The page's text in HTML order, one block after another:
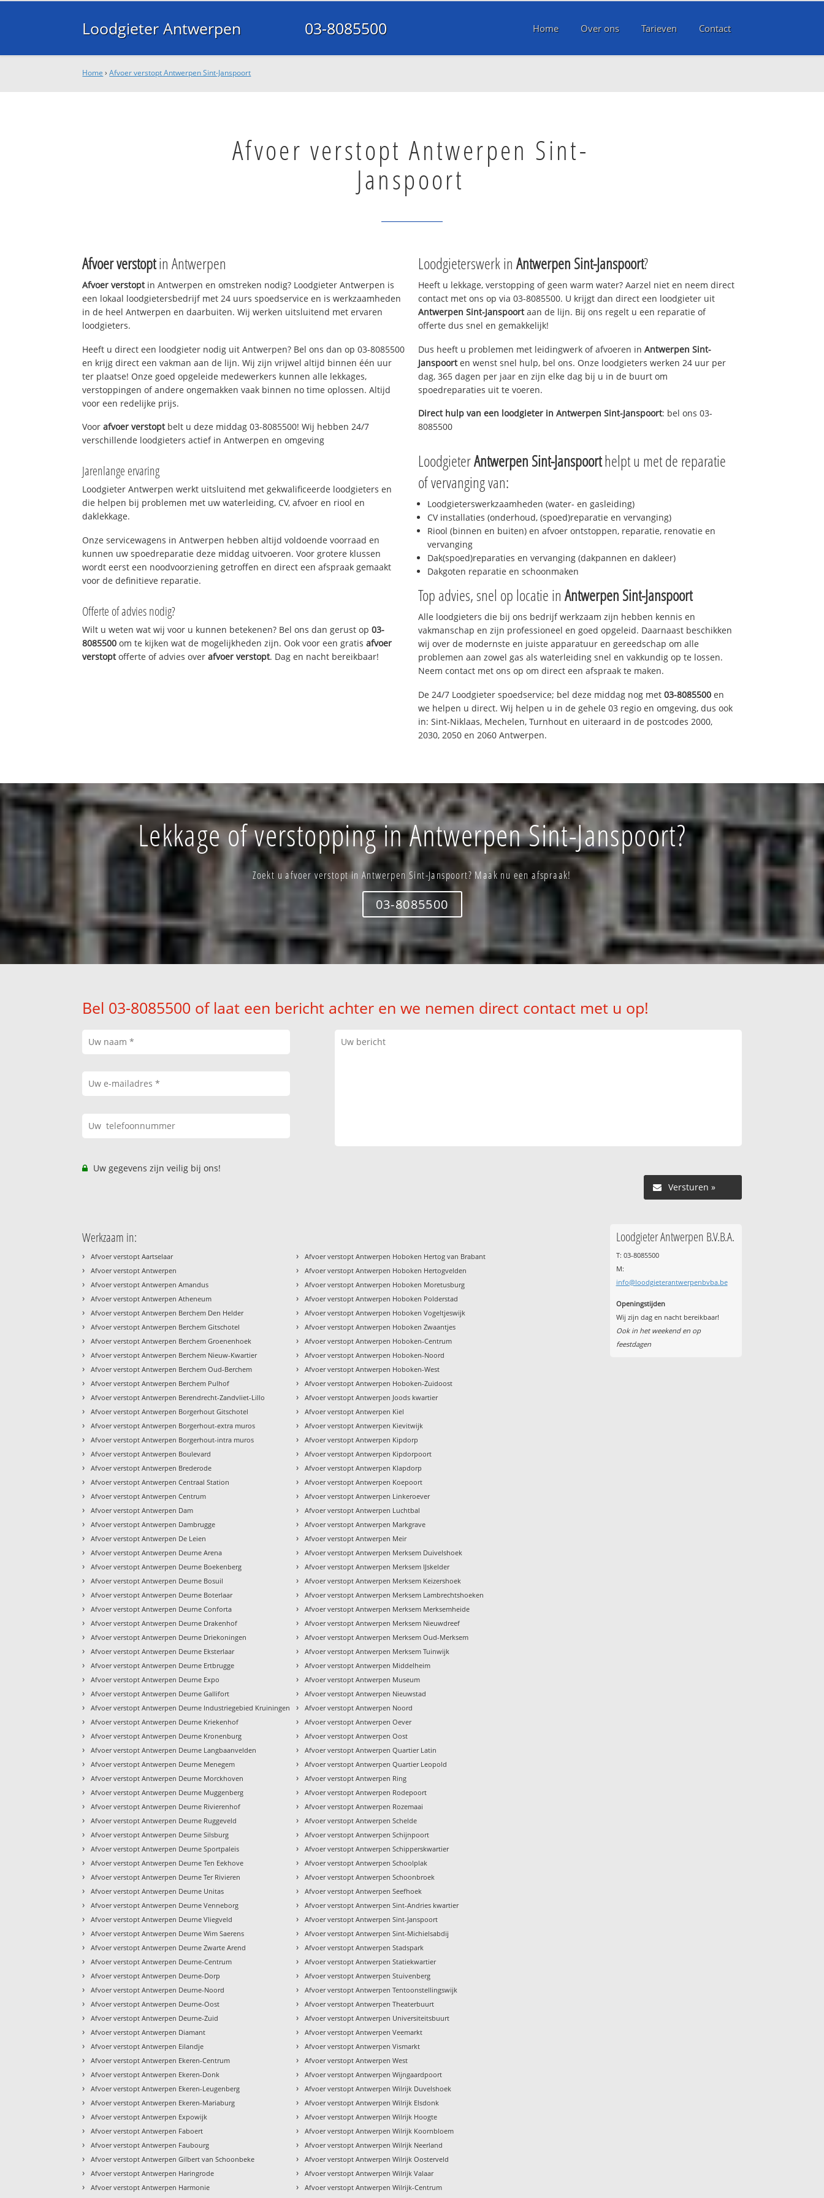
Loodgieter Antwerpen 03-8085500 Home Over ons Tarieven Contact
Home ›Afvoer verstopt Antwerpen Sint-Janspoort
Afvoer verstopt Antwerpen Sint-
Janspoort
Afvoer verstoptin Antwerpen
Afvoer verstoptin Antwerpen en omstreken nodig? Loodgieter Antwerpen is
een lokaal loodgietersbedrijf met 24 uurs spoedservice en is werkzaamheden
in de heel Antwerpen en daarbuiten. Wij werken uitsluitend met ervaren
loodgieters.
Heeft u direct een loodgieter nodig uit Antwerpen? Bel ons dan op 03-8085500
en krijg direct een vakman aan de lijn. Wij zijn vrijwel altijd binnen één uur
ter plaatse! Onze goed opgeleide medewerkers kunnen alle lekkages,
verstoppingen of andere ongemakken vaak binnen no time oplossen. Altijd
voor een redelijke prijs.
Voorafvoer verstoptbelt u deze middag 03-8085500! Wij hebben 24/7
verschillende loodgieters actief in Antwerpen en omgeving
Jarenlange ervaring
Loodgieter Antwerpen werkt uitsluitend met gekwalificeerde loodgieters en
die helpen bij problemen met uw waterleiding, CV, afvoer en riool en
daklekkage.
Onze servicewagens in Antwerpen hebben altijd voldoende voorraad en
kunnen uw spoedreparatie deze middag uitvoeren. Voor grotere klussen
wordt eerst een noodvoorziening getroffen en direct een afspraak gemaakt
voor de definitieve reparatie.
Offerte of advies nodig?
Wilt u weten wat wij voor u kunnen betekenen? Bel ons dan gerust op03-
8085500 om te kijken wat de mogelijkheden zijn. Ook voor een gratisafvoer
verstoptofferte of advies overafvoer verstopt. Dag en nacht bereikbaar!
Loodgieterswerk in Antwerpen Sint-Janspoort?
Heeft u lekkage, verstopping of geen warm water? Aarzel niet en neem direct
contact met ons op via 03-8085500. U krijgt dan direct een loodgieter uit
Antwerpen Sint-Janspoortaan de lijn. Bij ons regelt u een reparatie of
offerte dus snel en gemakkelijk!
Dus heeft u problemen met leidingwerk of afvoeren in Antwerpen Sint-
Janspoorten wenst snel hulp, bel ons. Onze loodgieters werken 24 uur per
dag, 365 dagen per jaar en zijn elke dag bij u in de buurt om
spoedreparaties uit te voeren.
Direct hulp van een loodgieter in Antwerpen Sint-Janspoort: bel ons 03-
8085500
LoodgieterAntwerpen Sint-Janspoorthelpt u met de reparatie
of vervanging van:
Loodgieterswerkzaamheden (water- en gasleiding)
CV installaties (onderhoud, (spoed)reparatie en vervanging)
Riool (binnen en buiten) en afvoer ontstoppen, reparatie, renovatie en
vervanging
Dak(spoed)reparaties en vervanging (dakpannen en dakleer)
Dakgoten reparatie en schoonmaken
Top advies, snel op locatie in Antwerpen Sint-Janspoort
Alle loodgieters die bij ons bedrijf werkzaam zijn hebben kennis en
vakmanschap en zijn professioneel en goed opgeleid. Daarnaast beschikken
wij over de modernste en juiste apparatuur en gereedschap om alle
problemen aan zowel gas als waterleiding snel en vakkundig op te lossen.
Neem contact met ons op om direct een afspraak te maken.
De 24/7 Loodgieter spoedservice; bel deze middag nog met 03-8085500 en
we helpen u direct. Wij helpen u in de gehele 03 regio en omgeving, dus ook
in: Sint-Niklaas, Mechelen, Turnhout en uiteraard in de postcodes 2000,
2030, 2050 en 2060 Antwerpen.
Lekkage of verstopping in Antwerpen Sint-Janspoort?
Zoekt u afvoer verstopt in Antwerpen Sint-Janspoort? Maak nu een afspraak!
03-8085500
Bel 03-8085500 of laat een bericht achter en we nemen direct contact met u op!
Uw gegevens zijn veilig bij ons!
Versturen »
Werkzaam in:
› Afvoer verstopt Aartselaar
› Afvoer verstopt Antwerpen
› Afvoer verstopt Antwerpen Amandus
› Afvoer verstopt Antwerpen Atheneum
› Afvoer verstopt Antwerpen Berchem Den Helder
› Afvoer verstopt Antwerpen Berchem Gitschotel
› Afvoer verstopt Antwerpen Berchem Groenenhoek
› Afvoer verstopt Antwerpen Berchem Nieuw-Kwartier
› Afvoer verstopt Antwerpen Berchem Oud-Berchem
› Afvoer verstopt Antwerpen Berchem Pulhof
› Afvoer verstopt Antwerpen Berendrecht-Zandvliet-Lillo
› Afvoer verstopt Antwerpen Borgerhout Gitschotel
› Afvoer verstopt Antwerpen Borgerhout-extra muros
› Afvoer verstopt Antwerpen Borgerhout-intra muros
› Afvoer verstopt Antwerpen Boulevard
› Afvoer verstopt Antwerpen Brederode
› Afvoer verstopt Antwerpen Centraal Station
› Afvoer verstopt Antwerpen Centrum
› Afvoer verstopt Antwerpen Dam
› Afvoer verstopt Antwerpen Dambrugge
› Afvoer verstopt Antwerpen De Leien
› Afvoer verstopt Antwerpen Deurne Arena
› Afvoer verstopt Antwerpen Deurne Boekenberg
› Afvoer verstopt Antwerpen Deurne Bosuil
› Afvoer verstopt Antwerpen Deurne Boterlaar
› Afvoer verstopt Antwerpen Deurne Conforta
› Afvoer verstopt Antwerpen Deurne Drakenhof
› Afvoer verstopt Antwerpen Deurne Driekoningen
› Afvoer verstopt Antwerpen Deurne Eksterlaar
› Afvoer verstopt Antwerpen Deurne Ertbrugge
› Afvoer verstopt Antwerpen Deurne Expo
› Afvoer verstopt Antwerpen Deurne Gallifort
› Afvoer verstopt Antwerpen Deurne Industriegebied Kruiningen
› Afvoer verstopt Antwerpen Deurne Kriekenhof
› Afvoer verstopt Antwerpen Deurne Kronenburg
› Afvoer verstopt Antwerpen Deurne Langbaanvelden
› Afvoer verstopt Antwerpen Deurne Menegem
› Afvoer verstopt Antwerpen Deurne Morckhoven
› Afvoer verstopt Antwerpen Deurne Muggenberg
› Afvoer verstopt Antwerpen Deurne Rivierenhof
› Afvoer verstopt Antwerpen Deurne Ruggeveld
› Afvoer verstopt Antwerpen Deurne Silsburg
› Afvoer verstopt Antwerpen Deurne Sportpaleis
› Afvoer verstopt Antwerpen Deurne Ten Eekhove
› Afvoer verstopt Antwerpen Deurne Ter Rivieren
› Afvoer verstopt Antwerpen Deurne Unitas
› Afvoer verstopt Antwerpen Deurne Venneborg
› Afvoer verstopt Antwerpen Deurne Vliegveld
› Afvoer verstopt Antwerpen Deurne Wim Saerens
› Afvoer verstopt Antwerpen Deurne Zwarte Arend
› Afvoer verstopt Antwerpen Deurne-Centrum
› Afvoer verstopt Antwerpen Deurne-Dorp
› Afvoer verstopt Antwerpen Deurne-Noord
› Afvoer verstopt Antwerpen Deurne-Oost
› Afvoer verstopt Antwerpen Deurne-Zuid
› Afvoer verstopt Antwerpen Diamant
› Afvoer verstopt Antwerpen Eilandje
› Afvoer verstopt Antwerpen Ekeren-Centrum
› Afvoer verstopt Antwerpen Ekeren-Donk
› Afvoer verstopt Antwerpen Ekeren-Leugenberg
› Afvoer verstopt Antwerpen Ekeren-Mariaburg
› Afvoer verstopt Antwerpen Expowijk
› Afvoer verstopt Antwerpen Faboert
› Afvoer verstopt Antwerpen Faubourg
› Afvoer verstopt Antwerpen Gilbert van Schoonbeke
› Afvoer verstopt Antwerpen Haringrode
› Afvoer verstopt Antwerpen Harmonie
› Afvoer verstopt Antwerpen Hoboken Hertog van Brabant
› Afvoer verstopt Antwerpen Hoboken Hertogvelden
› Afvoer verstopt Antwerpen Hoboken Moretusburg
› Afvoer verstopt Antwerpen Hoboken Polderstad
› Afvoer verstopt Antwerpen Hoboken Vogeltjeswijk
› Afvoer verstopt Antwerpen Hoboken Zwaantjes
› Afvoer verstopt Antwerpen Hoboken-Centrum
› Afvoer verstopt Antwerpen Hoboken-Noord
› Afvoer verstopt Antwerpen Hoboken-West
› Afvoer verstopt Antwerpen Hoboken-Zuidoost
› Afvoer verstopt Antwerpen Joods kwartier
› Afvoer verstopt Antwerpen Kiel
› Afvoer verstopt Antwerpen Kievitwijk
› Afvoer verstopt Antwerpen Kipdorp
› Afvoer verstopt Antwerpen Kipdorpoort
› Afvoer verstopt Antwerpen Klapdorp
› Afvoer verstopt Antwerpen Koepoort
› Afvoer verstopt Antwerpen Linkeroever
› Afvoer verstopt Antwerpen Luchtbal
› Afvoer verstopt Antwerpen Markgrave
› Afvoer verstopt Antwerpen Meir
› Afvoer verstopt Antwerpen Merksem Duivelshoek
› Afvoer verstopt Antwerpen Merksem IJskelder
› Afvoer verstopt Antwerpen Merksem Keizershoek
› Afvoer verstopt Antwerpen Merksem Lambrechtshoeken
› Afvoer verstopt Antwerpen Merksem Merksemheide
› Afvoer verstopt Antwerpen Merksem Nieuwdreef
› Afvoer verstopt Antwerpen Merksem Oud-Merksem
› Afvoer verstopt Antwerpen Merksem Tuinwijk
› Afvoer verstopt Antwerpen Middelheim
› Afvoer verstopt Antwerpen Museum
› Afvoer verstopt Antwerpen Nieuwstad
› Afvoer verstopt Antwerpen Noord
› Afvoer verstopt Antwerpen Oever
› Afvoer verstopt Antwerpen Oost
› Afvoer verstopt Antwerpen Quartier Latin
› Afvoer verstopt Antwerpen Quartier Leopold
› Afvoer verstopt Antwerpen Ring
› Afvoer verstopt Antwerpen Rodepoort
› Afvoer verstopt Antwerpen Rozemaai
› Afvoer verstopt Antwerpen Schelde
› Afvoer verstopt Antwerpen Schijnpoort
› Afvoer verstopt Antwerpen Schipperskwartier
› Afvoer verstopt Antwerpen Schoolplak
› Afvoer verstopt Antwerpen Schoonbroek
› Afvoer verstopt Antwerpen Seefhoek
› Afvoer verstopt Antwerpen Sint-Andries kwartier
› Afvoer verstopt Antwerpen Sint-Janspoort
› Afvoer verstopt Antwerpen Sint-Michielsabdij
› Afvoer verstopt Antwerpen Stadspark
› Afvoer verstopt Antwerpen Statiekwartier
› Afvoer verstopt Antwerpen Stuivenberg
› Afvoer verstopt Antwerpen Tentoonstellingswijk
› Afvoer verstopt Antwerpen Theaterbuurt
› Afvoer verstopt Antwerpen Universiteitsbuurt
› Afvoer verstopt Antwerpen Veemarkt
› Afvoer verstopt Antwerpen Vismarkt
› Afvoer verstopt Antwerpen West
› Afvoer verstopt Antwerpen Wijngaardpoort
› Afvoer verstopt Antwerpen Wilrijk Duvelshoek
› Afvoer verstopt Antwerpen Wilrijk Elsdonk
› Afvoer verstopt Antwerpen Wilrijk Hoogte
› Afvoer verstopt Antwerpen Wilrijk Koornbloem
› Afvoer verstopt Antwerpen Wilrijk Neerland
› Afvoer verstopt Antwerpen Wilrijk Oosterveld
› Afvoer verstopt Antwerpen Wilrijk Valaar
› Afvoer verstopt Antwerpen Wilrijk-Centrum
Loodgieter Antwerpen B.V.B.A.
T: 03-8085500
M:
info@loodgieterantwerpenbvba.be
Openingstijden
Wij zijn dag en nacht bereikbaar!
Ook in het weekend en op
feestdagen